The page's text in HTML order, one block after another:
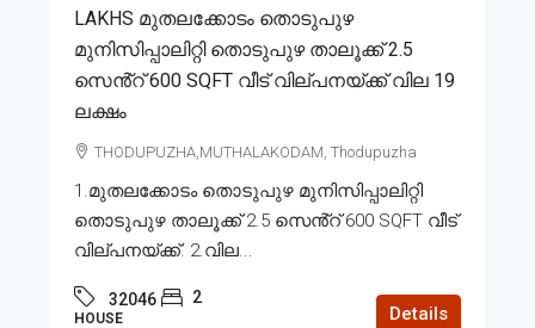
LAKHS മുതലക്കോടം തൊടുപുഴ
മുനിസിപ്പാലിറ്റി തൊടുപുഴ താലൂക്ക് 2.5
സെൻ്റ് 600 SQFT വീട് വില്പനയ്ക്ക് വില 19
ലക്ഷം
THODUPUZHA,MUTHALAKODAM, Thodupuzha
1.മുതലക്കോടം തൊടുപുഴ മുനിസിപ്പാലിറ്റി
തൊടുപുഴ താലൂക്ക് 2.5 സെൻ്റ് 600 SQFT വീട്
വില്പനയ്ക്ക്. 2.വില...
32046 2
HOUSE Details